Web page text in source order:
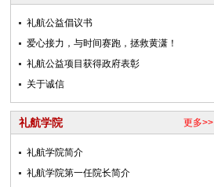
礼航公益倡议书
爱心接力，与时间赛跑，拯救黄潇！
礼航公益项目获得政府表彰
关于诚信
更多>>
礼航学院
礼航学院简介
礼航学院第一任院长简介